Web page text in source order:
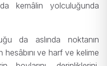
kemâlin yolculuğunda
da aslında noktanın
ve harf ve kelime